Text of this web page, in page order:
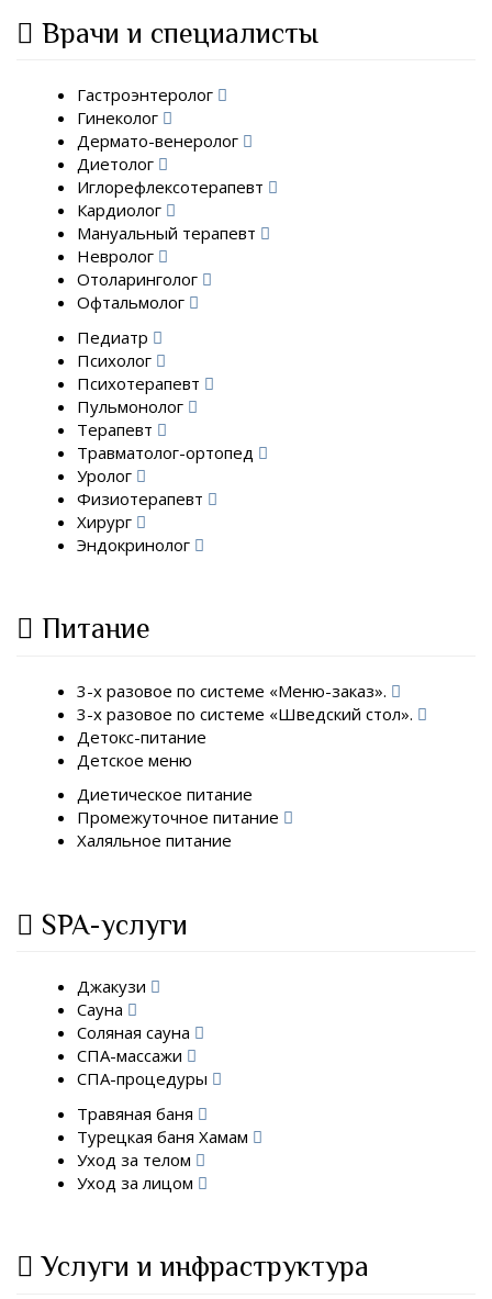
Врачи и специалисты
Гастроэнтеролог
Гинеколог
Дермато-венеролог
Диетолог
Иглорефлексотерапевт
Кардиолог
Мануальный терапевт
Невролог
Отоларинголог
Офтальмолог
Педиатр
Психолог
Психотерапевт
Пульмонолог
Терапевт
Травматолог-ортопед
Уролог
Физиотерапевт
Хирург
Эндокринолог
Питание
3-х разовое по системе «Меню-заказ».
3-х разовое по системе «Шведский стол».
Детокс-питание
Детское меню
Диетическое питание
Промежуточное питание
Халяльное питание
SPA-услуги
Джакузи
Сауна
Соляная сауна
СПА-массажи
СПА-процедуры
Травяная баня
Турецкая баня Хамам
Уход за телом
Уход за лицом
Услуги и инфраструктура